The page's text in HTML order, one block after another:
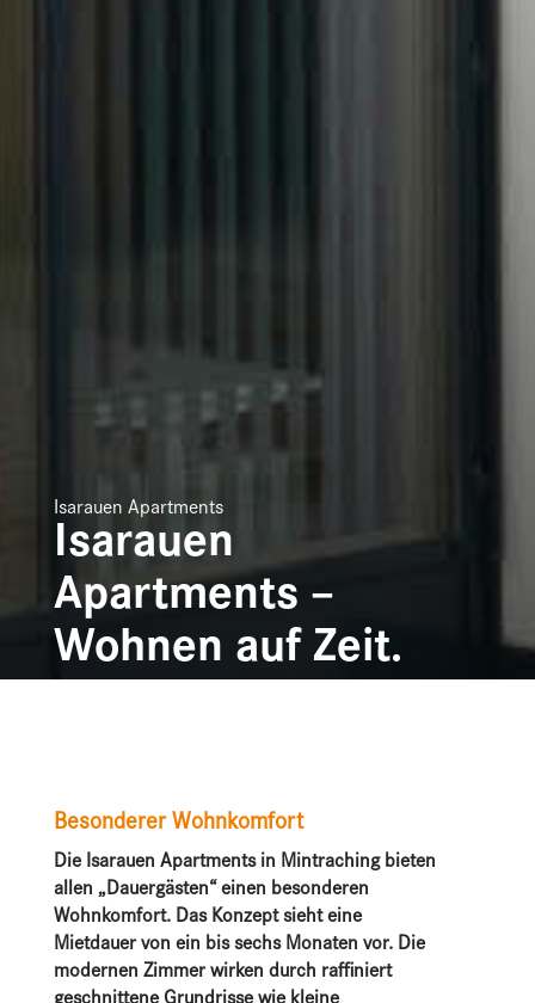
Isarauen Apartments
Isarauen
Apartments –
Wohnen auf Zeit.
Besonderer Wohnkomfort
Die Isarauen Apartments in Mintraching bieten
allen „Dauergästen“ einen besonderen
Wohnkomfort. Das Konzept sieht eine
Mietdauer von ein bis sechs Monaten vor. Die
modernen Zimmer wirken durch raffiniert